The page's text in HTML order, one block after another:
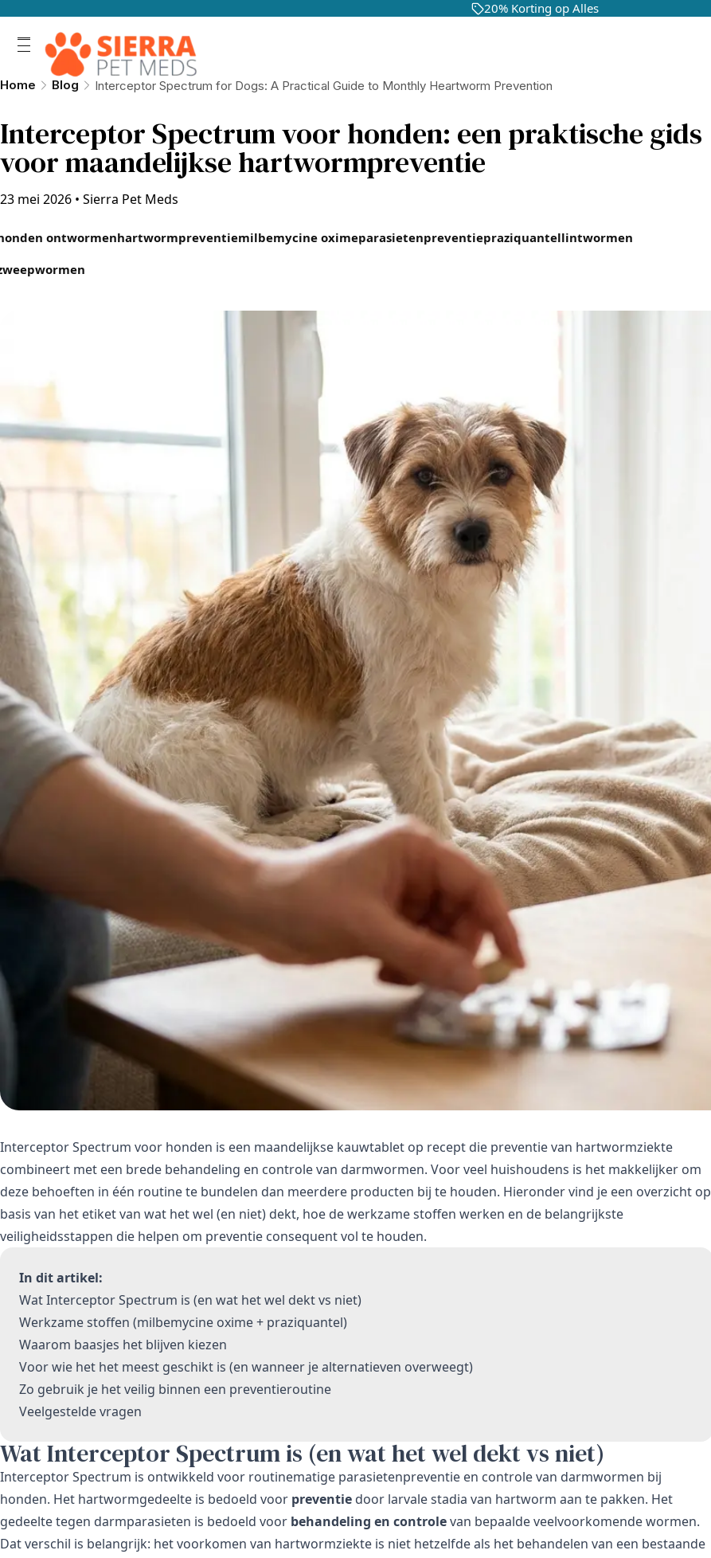
20% Korting op Alles
Home Blog Interceptor Spectrum for Dogs: A Practical Guide to Monthly Heartworm Prevention
Interceptor Spectrum voor honden: een praktische gids
voor maandelijkse hartwormpreventie
23 mei 2026 • Sierra Pet Meds
ontwormenhartwormpreventiemilbemycine oximeparasietenpreventiepraziquantellintwormen
Interceptor Spectrum voor honden is een maandelijkse kauwtablet op recept die preventie van hartwormziekte
combineert met een brede behandeling en controle van darmwormen. Voor veel huishoudens is het makkelijker om
deze behoeften in één routine te bundelen dan meerdere producten bij te houden. Hieronder vind je een overzicht op
basis van het etiket van wat het wel (en niet) dekt, hoe de werkzame stoffen werken en de belangrijkste
veiligheidsstappen die helpen om preventie consequent vol te houden.
In dit artikel:
Wat Interceptor Spectrum is (en wat het wel dekt vs niet)
Werkzame stoffen (milbemycine oxime + praziquantel)
Waarom baasjes het blijven kiezen
Voor wie het het meest geschikt is (en wanneer je alternatieven overweegt)
Zo gebruik je het veilig binnen een preventieroutine
Veelgestelde vragen
Wat Interceptor Spectrum is (en wat het wel dekt vs niet)
Interceptor Spectrum is ontwikkeld voor routinematige parasietenpreventie en controle van darmwormen bij
honden. Het hartwormgedeelte is bedoeld voor preventie door larvale stadia van hartworm aan te pakken. Het
gedeelte tegen darmparasieten is bedoeld voor behandeling en controlevan bepaalde veelvoorkomende wormen.
Dat verschil is belangrijk: het voorkomen van hartwormziekte is niet hetzelfde als het behandelen van een bestaande